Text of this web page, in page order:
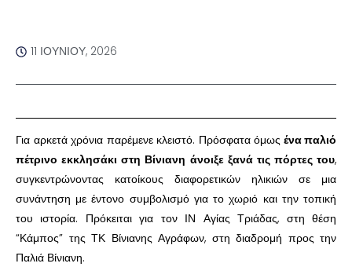
11 ΙΟΥΝΊΟΥ, 2026
Για αρκετά χρόνια παρέμενε κλειστό. Πρόσφατα όμως ένα παλιό
πέτρινο εκκλησάκι στη Βίνιανη άνοιξε ξανά τις πόρτες του,
συγκεντρώνοντας κατοίκους διαφορετικών ηλικιών σε μια
συνάντηση με έντονο συμβολισμό για το χωριό και την τοπική
του ιστορία. Πρόκειται για τον ΙΝ Αγίας Τριάδας, στη θέση
“Κάμπος” της ΤΚ Βίνιανης Αγράφων, στη διαδρομή προς την
Παλιά Βίνιανη.